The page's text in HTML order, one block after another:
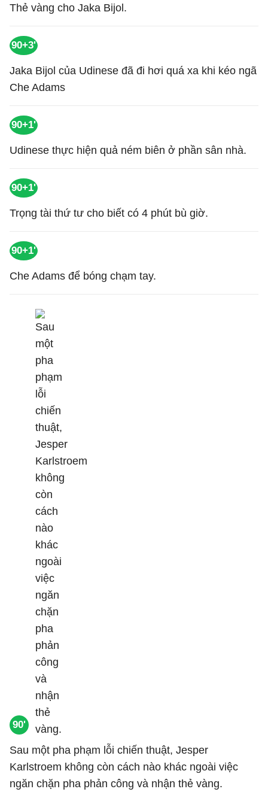
Thẻ vàng cho Jaka Bijol.
90+3'
Jaka Bijol của Udinese đã đi hơi quá xa khi kéo ngã
Che Adams
90+1'
Udinese thực hiện quả ném biên ở phần sân nhà.
90+1'
Trọng tài thứ tư cho biết có 4 phút bù giờ.
90+1'
Che Adams để bóng chạm tay.
90'
Sau một pha phạm lỗi chiến thuật, Jesper
Karlstroem không còn cách nào khác ngoài việc
ngăn chặn pha phản công và nhận thẻ vàng.